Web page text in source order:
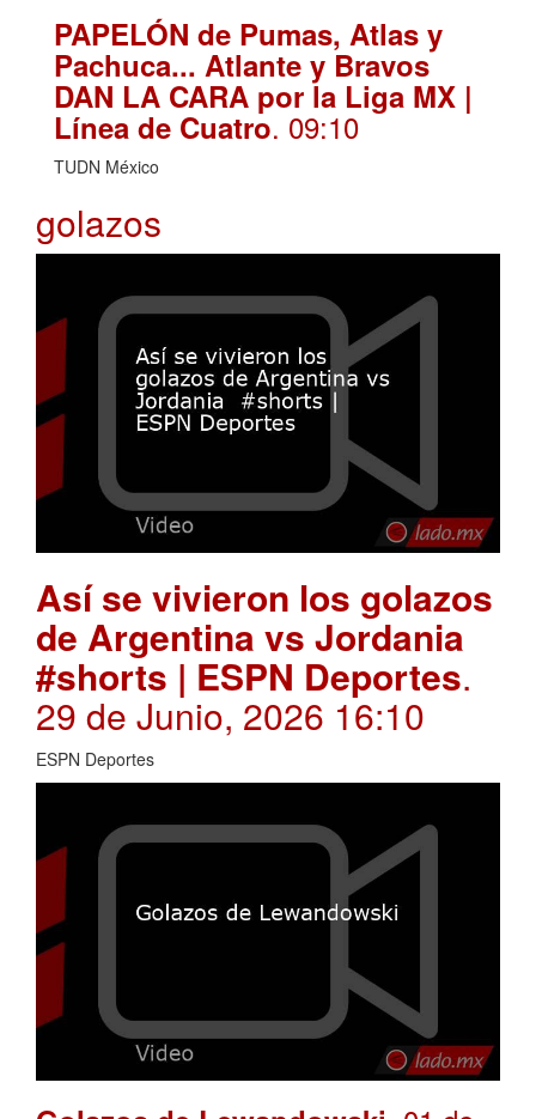
PAPELÓN de Pumas, Atlas y
Pachuca... Atlante y Bravos
DAN LA CARA por la Liga MX |
Línea de Cuatro. 09:10
TUDN México
golazos
Así se vivieron los golazos
de Argentina vs Jordania
#shorts | ESPN Deportes.
29 de Junio, 2026 16:10
ESPN Deportes